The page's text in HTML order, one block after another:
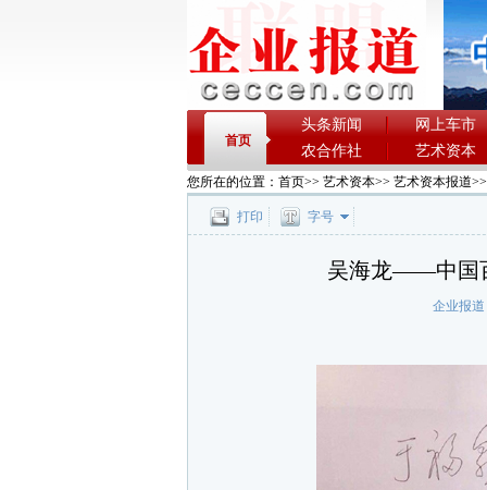
首页
头条新闻
网上车市
农合作社
艺术资本
您所在的位置： 首页>> 艺术资本>> 艺术资本报道
打印 字号
吴海龙——中国
企业报道